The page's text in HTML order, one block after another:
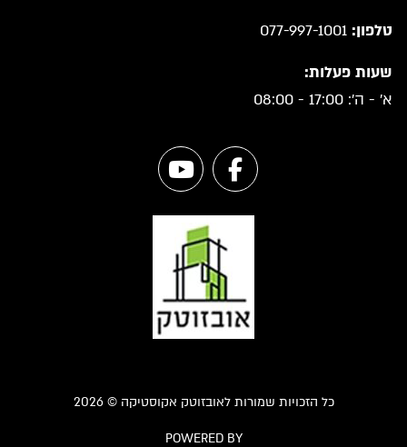
טלפון: 077-997-1001
שעות פעלות:
א' - ה': 17:00 - 08:00
כל הזכויות שמורות לאובזוטק אקוסטיקה © 2026
POWERED BY